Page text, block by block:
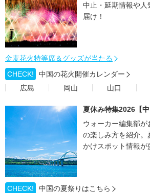
中止・延期情報や人
届け！
金麦花火特等席＆グッズが当たる
CHECK!
中国の花火開催カレンダー
広島
岡山 山口
夏休み特集2026【中
ウォーカー編集部
の楽しみ方を紹介
かけスポット情報が
CHECK!
中国の夏祭りはこちら